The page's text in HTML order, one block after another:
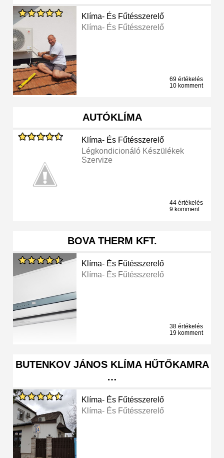
Klíma- És Fűtésszerelő
Klíma- És Fűtésszerelő
69 értékelés
10 komment
AUTÓKLÍMA
Klíma- És Fűtésszerelő
Légkondicionáló Készülékek
Szervize
44 értékelés
9 komment
BOVA THERM KFT.
Klíma- És Fűtésszerelő
Klíma- És Fűtésszerelő
38 értékelés
19 komment
BUTENKOV JÁNOS KLÍMA HŰTŐKAMRA
…
Klíma- És Fűtésszerelő
Klíma- És Fűtésszerelő